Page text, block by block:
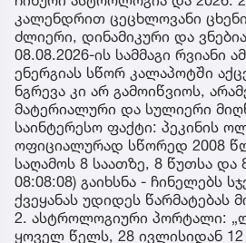
კალენდრით ცეცხლოვანი
ძლიერი, დინამიკური და
08.08.2026-ის სამმაგი რვიანი
ენერგიას სწორ კალაპოტში
ნგრევა კი არ გამოიწვიოს,
მატერიალური და სულიერი
საინტერესო ფაქტი: პეკინის
ოფიციალურად სწორედ 2008
საღამოს 8 საათზე, 8 წუთსა და
08:08:08) გაიხსნა - ჩინელებს
ქვეყანას უდიდეს წარმატებას
2. ასტროლოგიური პორტალი:
ყოველ წელს, 28 ივლისიდან 12